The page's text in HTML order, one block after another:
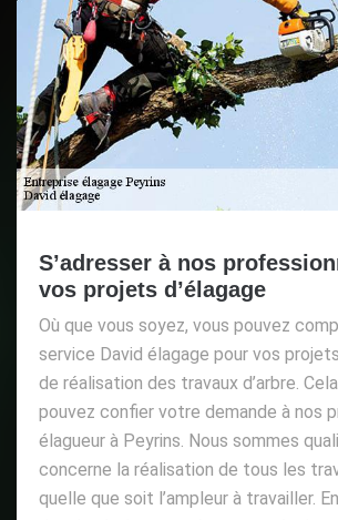
S’adresser à nos
vos projets d’élagage
Où que vous soyez, vous pouvez
service David élagage pour vos
de réalisation des travaux d’arbre.
pouvez confier votre demande à nos
élagueur à Peyrins. Nous sommes
concerne la réalisation de tous les
quelle que soit l’ampleur à travailler.